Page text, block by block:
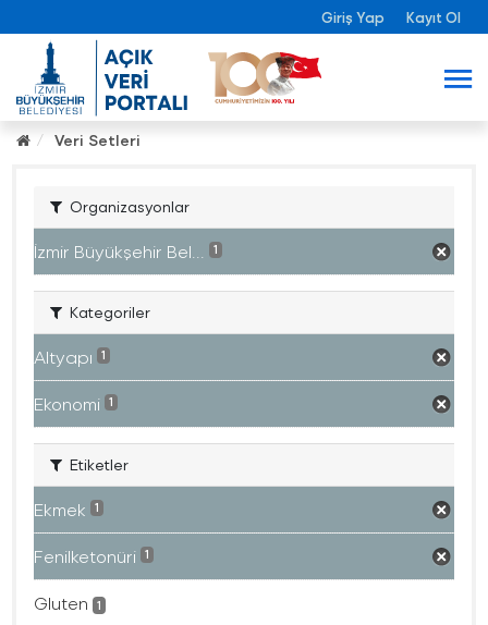
Giriş Yap Kayıt Ol
Veri Setleri
Organizasyonlar
İzmir Büyükşehir Bel... 1
Kategoriler
Altyapı 1
Ekonomi 1
Etiketler
Ekmek 1
Fenilketonüri 1
Gluten 1